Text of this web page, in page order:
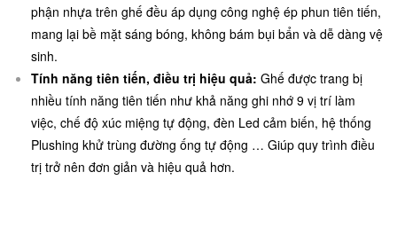
phận nhựa trên ghế đều áp dụng công nghệ ép phun tiên tiến,
mang lại bề mặt sáng bóng, không bám bụi bẩn và dễ dàng vệ
sinh.
Tính năng tiên tiến, điều trị hiệu quả: Ghế được trang bị
nhiều tính năng tiên tiến như khả năng ghi nhớ 9 vị trí làm
việc, chế độ xúc miệng tự động, đèn Led cảm biến, hệ thống
Plushing khử trùng đường ống tự động … Giúp quy trình điều
trị trở nên đơn giản và hiệu quả hơn.